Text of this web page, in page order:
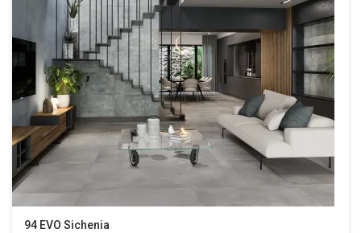
94 EVO Sichenia